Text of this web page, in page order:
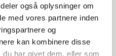
også oplysninger om
med vores partnere inden
og
kan kombinere disse
har givet dem, eller som